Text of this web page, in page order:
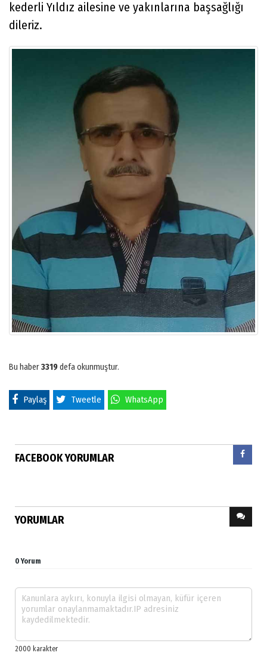
kederli Yıldız ailesine ve yakınlarına başsağlığı
dileriz.
Bu haber3319defa okunmuştur.
Paylaş Tweetle WhatsApp
FACEBOOK YORUMLAR
YORUMLAR
0 Yorum